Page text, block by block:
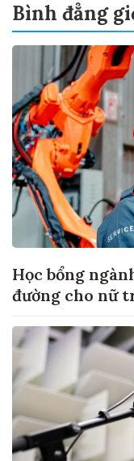
Bình đẳng
Học bổng
đường cho nữ